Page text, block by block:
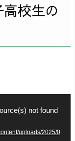
校生の
not found
uploads/2025/0